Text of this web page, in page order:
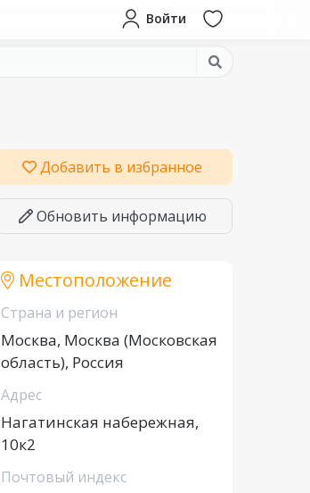
Войти
Добавить в избранное
Обновить информацию
Местоположение
Страна и регион
Москва, Москва (Московская
область), Россия
Адрес
Нагатинская набережная,
10к2
Почтовый индекс